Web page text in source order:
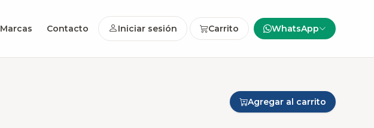
Marcas Contacto Iniciar sesión Carrito WhatsApp
Agregar al carrito